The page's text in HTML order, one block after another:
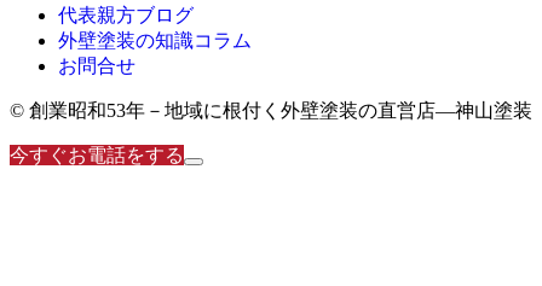
代表親方ブログ
外壁塗装の知識コラム
お問合せ
© 創業昭和53年－地域に根付く外壁塗装の直営店―神山塗装
今すぐお電話をする